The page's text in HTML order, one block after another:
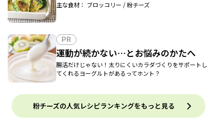
主な食材： ブロッコリー / 粉チーズ
PR
運動が続かない…とお悩みのかたへ
腸活だけじゃない！太りにくいカラダづくりをサポートし
てくれるヨーグルトがあるってホント？
粉チーズの人気レシピランキングをもっと見る